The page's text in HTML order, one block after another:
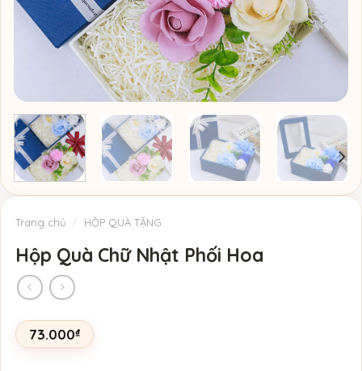
Trang chủ / HỘP QUÀ TẶNG
Hộp Quà Chữ Nhật Phối Hoa
73.000₫